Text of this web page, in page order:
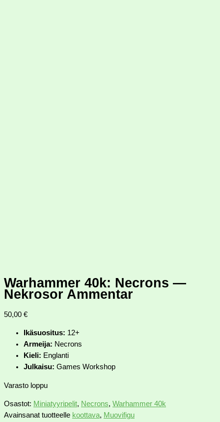
Warhammer 40k: Necrons —
Nekrosor Ammentar
50,00 €
Ikäsuositus: 12+
Armeija: Necrons
Kieli: Englanti
Julkaisu: Games Workshop
Varasto loppu
Osastot: Miniatyyripelit, Necrons, Warhammer 40k
Avainsanat tuotteelle koottava, Muovifigu